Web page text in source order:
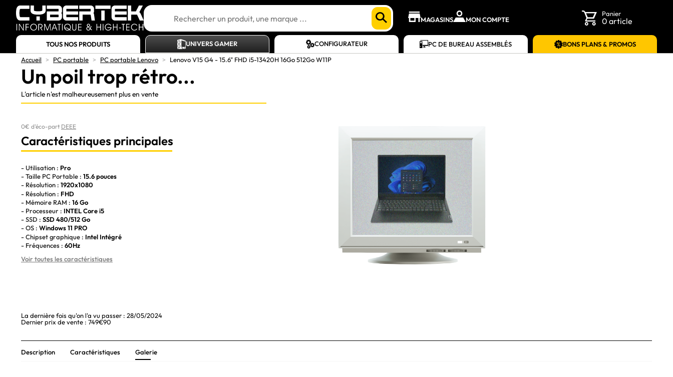
MAGASINS MON COMPTE
Panier
0 article
TOUS NOS PRODUITS UNIVERS GAMER CONFIGURATEUR PC DE BUREAU ASSEMBLÉS
BONS PLANS & PROMOS
Accueil
> PC portable > PC portable Lenovo > Lenovo V15 G4 - 15.6" FHD i5-13420H 16Go 512Go W11P
Un poil trop rétro...
L'article n'est malheureusement plus en vente
0€ d'éco-part DEEE
Caractéristiques principales
- Utilisation : Pro
- Taille PC Portable : 15.6 pouces
- Résolution : 1920x1080
- Résolution : FHD
- Mémoire RAM : 16 Go
- Processeur : INTEL Core i5
- SSD : SSD 480/512 Go
- OS : Windows 11 PRO
- Chipset graphique : Intel Intégré
- Fréquences : 60Hz
Voir toutes les caractéristiques
La dernière fois qu'on l'a vu passer : 28/05/2024
Dernier prix de vente : 749€90
Description Caractéristiques Galerie